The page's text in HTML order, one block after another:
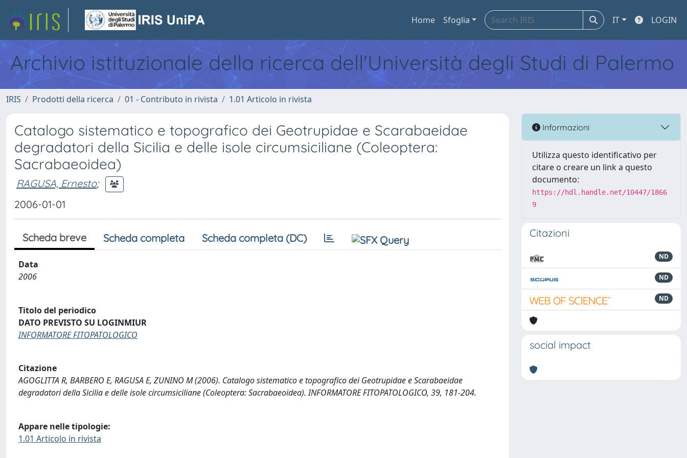
Home Sfoglia IT LOGIN
Archivio istituzionale della ricerca dell'Università degli Studi di Palermo
IRIS Prodotti della ricerca 01 - Contributo in rivista 1.01 Articolo in rivista
Catalogo sistematico e topografico dei Geotrupidae e Scarabaeidae
degradatori della Sicilia e delle isole circumsiciliane (Coleoptera:
Sacrabaeoidea)
RAGUSA, Ernesto;
2006-01-01
Scheda breve Scheda completa Scheda completa (DC)
Data
2006
Titolo del periodico
DATO PREVISTO SU LOGINMIUR
INFORMATORE FITOPATOLOGICO
Citazione
AGOGLITTA R, BARBERO E, RAGUSA E, ZUNINO M (2006). Catalogo sistematico e topografico dei Geotrupidae e Scarabaeidae
degradatori della Sicilia e delle isole circumsiciliane (Coleoptera: Sacrabaeoidea). INFORMATORE FITOPATOLOGICO, 39, 181-204.
Appare nelle tipologie:
1.01 Articolo in rivista
Informazioni
Utilizza questo identificativo per
citare o creare un link a questo
documento:
https://hdl.handle.net/10447/1866
9
Citazioni
ND
ND
ND
social impact